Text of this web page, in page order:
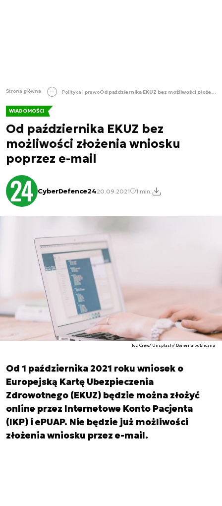
Strona główna Polityka i prawo Od października EKUZ bez możliwości złożenia wniosku poprzez e-mail
WIADOMOŚCI
Od października EKUZ bez
możliwości złożenia wniosku
poprzez e-mail
CyberDefence2420.09.2021 1 min.
fot. Crew/ Unsplash/ Domena publiczna
Od 1 października 2021 roku wniosek o
Europejską Kartę Ubezpieczenia
Zdrowotnego (EKUZ) będzie można złożyć
online przez Internetowe Konto Pacjenta
(IKP) i ePUAP. Nie będzie już możliwości
złożenia wniosku przez e-mail.